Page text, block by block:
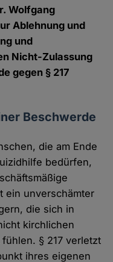
Wolfgang
Ablehnung und
und
Nicht-Zulassung
gegen § 217
Beschwerde
die am Ende
bedürfen,
ein unverschämter
die sich in
kirchlichen
§ 217 verletzt
ihres eigenen